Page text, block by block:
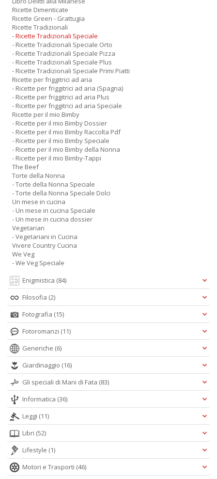
Ricette Dimenticate
Ricette Green - Grattugia
Ricette Tradizionali
- Ricette Tradizionali Speciale
- Ricette Tradizionali Speciale Orto
- Ricette Tradizionali Speciale Pizza
- Ricette Tradizionali Speciale Plus
- Ricette Tradizionali Speciale Primi Piatti
Ricette per friggitrici ad aria
- Ricette per friggitrici ad aria (Spagna)
- Ricette per friggitrici ad aria Plus
- Ricette per friggitrici ad aria Speciale
Ricette per il mio Bimby
- Ricette per il mio Bimby Dossier
- Ricette per il mio Bimby Raccolta Pdf
- Ricette per il mio Bimby Speciale
- Ricette per il mio Bimby della Nonna
- Ricette per il mio Bimby-Tappi
The Beef
Torte della Nonna
- Torte della Nonna Speciale
- Torte della Nonna Speciale Dolci
Un mese in cucina
- Un mese in cucina Speciale
- Un mese in cucina dossier
Vegetarian
- Vegetariani in Cucina
Vivere Country Cucina
We Veg
- We Veg Speciale
Enigmistica (84)
Filosofia (2)
Fotografia (15)
Fotoromanzi (11)
Generiche (6)
Giardinaggio (16)
Gli speciali di Mani di Fata (83)
Informatica (36)
Leggi (11)
Libri (52)
Lifestyle (1)
Motori e Trasporti (46)